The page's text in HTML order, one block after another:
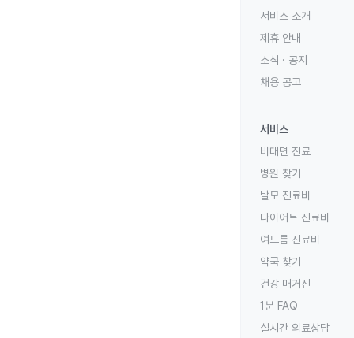
서비스 소개
제휴 안내
소식 · 공지
채용 공고
서비스
비대면 진료
병원 찾기
탈모 진료비
다이어트 진료비
여드름 진료비
약국 찾기
건강 매거진
1분 FAQ
실시간 의료상담